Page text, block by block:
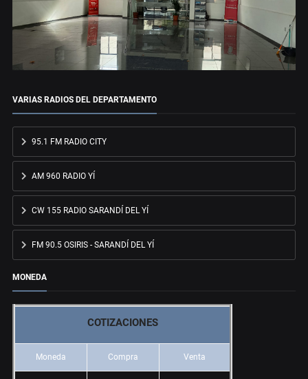
VARIAS RADIOS DEL DEPARTAMENTO
95.1 FM RADIO CITY
AM 960 RADIO YÍ
CW 155 RADIO SARANDÍ DEL YÍ
FM 90.5 OSIRIS - SARANDÍ DEL YÍ
MONEDA
COTIZACIONES
Moneda Compra Venta